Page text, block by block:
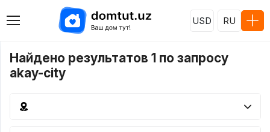
USD RU
Найдено результатов 1 по запросу
akay-city